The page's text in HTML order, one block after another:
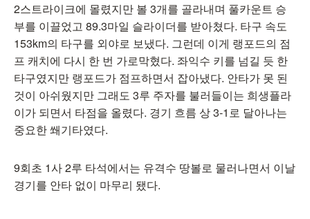
2스트라이크에 몰렸지만 볼 3개를 골라내며 풀카운트 승
부를 이끌었고 89.3마일 슬라이더를 받아쳤다. 타구 속도
153km의 타구를 외야로 보냈다. 그런데 이게 랭포드의 점
프 캐치에 다시 한 번 가로막혔다. 좌익수 키를 넘길 듯 한
타구였지만 랭포드가 점프하면서 잡아냈다. 안타가 못 된
것이 아쉬웠지만 그래도 3루 주자를 불러들이는 희생플라
이가 되면서 타점을 올렸다. 경기 흐름 상 3-1로 달아나는
중요한 쐐기타였다.
9회초 1사 2루 타석에서는 유격수 땅볼로 물러나면서 이날
경기를 안타 없이 마무리 됐다.